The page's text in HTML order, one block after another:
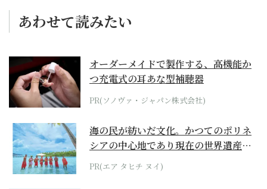
あわせて読みたい
オーダーメイドで製作する、高機能か
つ充電式の耳あな型補聴器
PR(ソノヴァ・ジャパン株式会社)
海の民が紡いだ文化。かつてのポリネ
シアの中心地であり現在の世界遺産か
らみえてくる...
PR(エア タヒチ ヌイ)